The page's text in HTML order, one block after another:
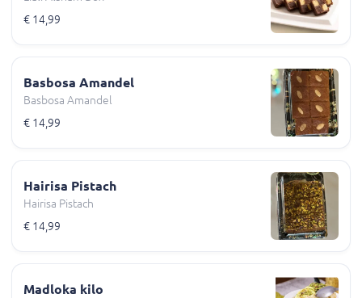
€ 14,99
Basbosa Amandel
Basbosa Amandel
€ 14,99
Hairisa Pistach
Hairisa Pistach
€ 14,99
Madloka kilo